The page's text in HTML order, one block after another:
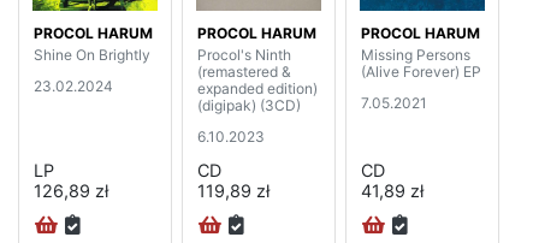
PROCOL HARUM
Shine On Brightly
23.02.2024
LP
126,89 zł
PROCOL HARUM
Procol's Ninth
(remastered &
expanded edition)
(digipak) (3CD)
6.10.2023
CD
119,89 zł
PROCOL HARUM
Missing Persons
(Alive Forever) EP
7.05.2021
CD
41,89 zł